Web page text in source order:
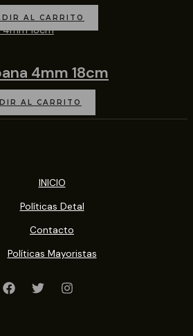
AL CARRITO
4mm 18cm
AL CARRITO
INICIO
Políticas Detal
Contacto
Políticas Mayoristas